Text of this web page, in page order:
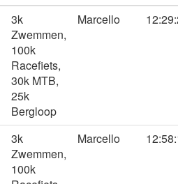
3k
Zwemmen,
100k
Racefiets,
30k MTB,
25k
Bergloop
Marcello
3k
Zwemmen,
100k
Marcello